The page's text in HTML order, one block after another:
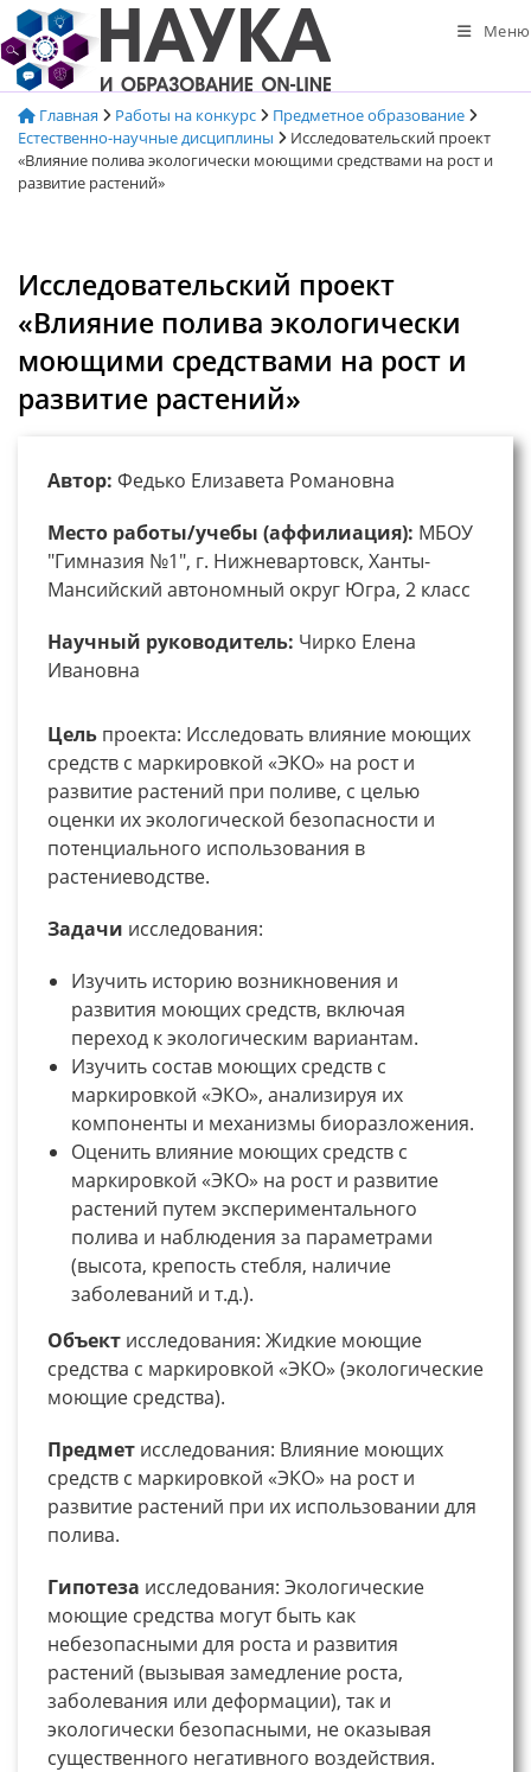
Перейти
к
содержимому
Меню
Главная Работы на конкурс
Предметное образование
Естественно-научные дисциплины
Исследовательский проект
«Влияние полива экологически моющими средствами на рост и
развитие растений»
Исследовательский проект
«Влияние полива экологически
моющими средствами на рост и
развитие растений»
Автор: Федько Елизавета Романовна
Место работы/учебы (аффилиация): МБОУ
"Гимназия №1", г. Нижневартовск, Ханты-
Мансийский автономный округ Югра, 2 класс
Научный руководитель: Чирко Елена
Ивановна
Цель проекта: Исследовать влияние моющих
средств с маркировкой «ЭКО» на рост и
развитие растений при поливе, с целью
оценки их экологической безопасности и
потенциального использования в
растениеводстве.
Задачи исследования:
Изучить историю возникновения и
развития моющих средств, включая
переход к экологическим вариантам.
Изучить состав моющих средств с
маркировкой «ЭКО», анализируя их
компоненты и механизмы биоразложения.
Оценить влияние моющих средств с
маркировкой «ЭКО» на рост и развитие
растений путем экспериментального
полива и наблюдения за параметрами
(высота, крепость стебля, наличие
заболеваний и т.д.).
Объект исследования: Жидкие моющие
средства с маркировкой «ЭКО» (экологические
моющие средства).
Предмет исследования: Влияние моющих
средств с маркировкой «ЭКО» на рост и
развитие растений при их использовании для
полива.
Гипотеза исследования: Экологические
моющие средства могут быть как
небезопасными для роста и развития
растений (вызывая замедление роста,
заболевания или деформации), так и
экологически безопасными, не оказывая
существенного негативного воздействия.